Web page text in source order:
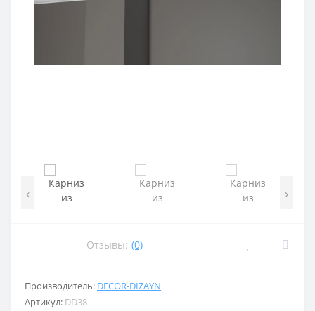
‹ ›
Отзывы: (0)
Производитель: DECOR-DIZAYN
Артикул: DD38